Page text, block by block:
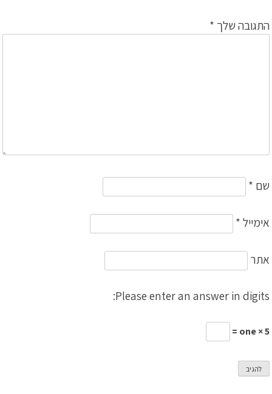
התגובה שלך *
שם *
אימייל*
אתר
Please enter an answer in digits:
one × 5 =